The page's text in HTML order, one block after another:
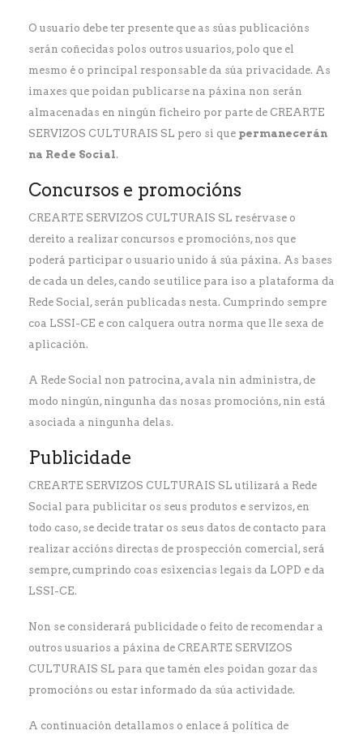
O usuario debe ter presente que as súas publicacións
serán coñecidas polos outros usuarios, polo que el
mesmo é o principal responsable da súa privacidade. As
imaxes que poidan publicarse na páxina non serán
almacenadas en ningún ficheiro por parte de CREARTE
SERVIZOS CULTURAIS SL pero si que permanecerán
na Rede Social.
Concursos e promocións
CREARTE SERVIZOS CULTURAIS SL resérvase o
dereito a realizar concursos e promocións, nos que
poderá participar o usuario unido á súa páxina. As bases
de cada un deles, cando se utilice para iso a plataforma da
Rede Social, serán publicadas nesta. Cumprindo sempre
coa LSSI-CE e con calquera outra norma que lle sexa de
aplicación.
A Rede Social non patrocina, avala nin administra, de
modo ningún, ningunha das nosas promocións, nin está
asociada a ningunha delas.
Publicidade
CREARTE SERVIZOS CULTURAIS SL utilizará a Rede
Social para publicitar os seus produtos e servizos, en
todo caso, se decide tratar os seus datos de contacto para
realizar accións directas de prospección comercial, será
sempre, cumprindo coas esixencias legais da LOPD e da
LSSI-CE.
Non se considerará publicidade o feito de recomendar a
outros usuarios a páxina de CREARTE SERVIZOS
CULTURAIS SL para que tamén eles poidan gozar das
promocións ou estar informado da súa actividade.
A continuación detallamos o enlace á política de